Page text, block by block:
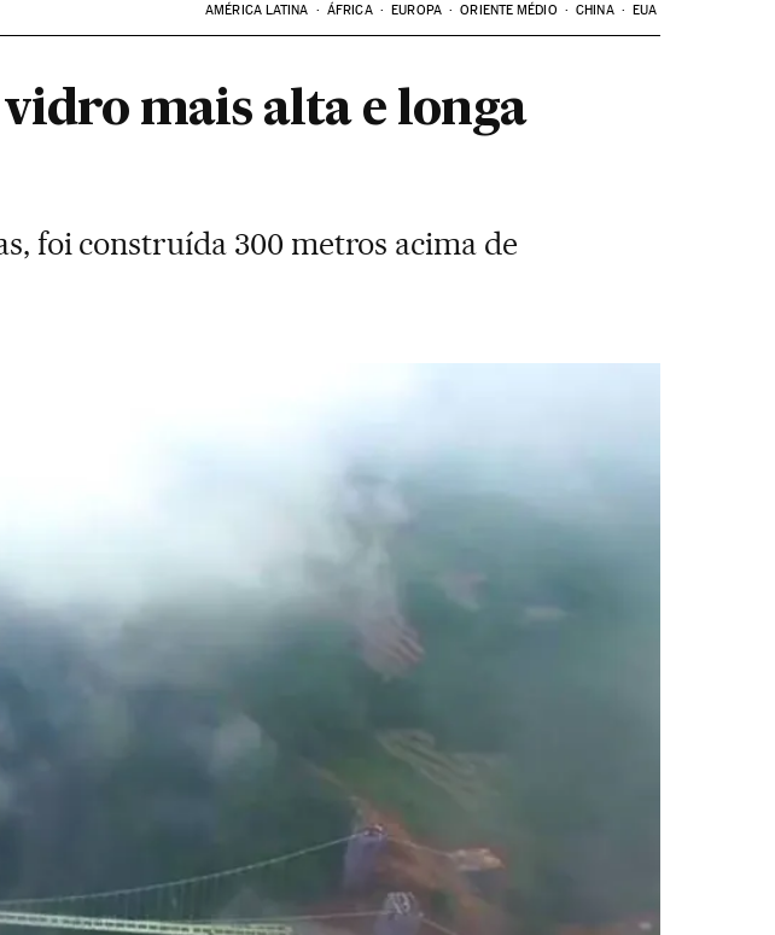
AMÉRICA LATINA ÁFRICA EUROPA ORIENTE MÉDIO CHINA EUA
mais alta e longa
foi construída 300 metros acima de